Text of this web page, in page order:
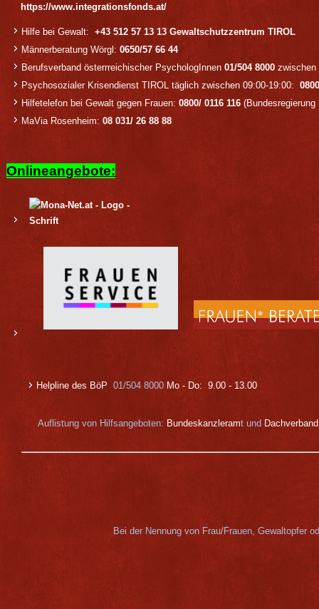
https://www.integrationsfonds.at/
Hilfe bei Gewalt:+43 512 57 13 13 Gewaltschutzzentrum TIROL
Männerberatung Wörgl:0650/57 66 44
Berufsverband österrreichischer PsychologInnen01/504 8000 zwischen
Psychosozialer Krisendienst TIROL täglich zwischen 09:00-19:00:
Hilfetelefon bei Gewalt gegen Frauen:0800/ 0116 116
MaVia Rosenheim:08 031/ 26 88 88
Onlineangebote:
Helpline des BöP01/504 8000 Mo - Do: 9.00 - 13.00
Auflistung von Hilfsangeboten: Bundeskanzleramt und
Bei der Nennung von Frau/Frauen, Gewaltopfer